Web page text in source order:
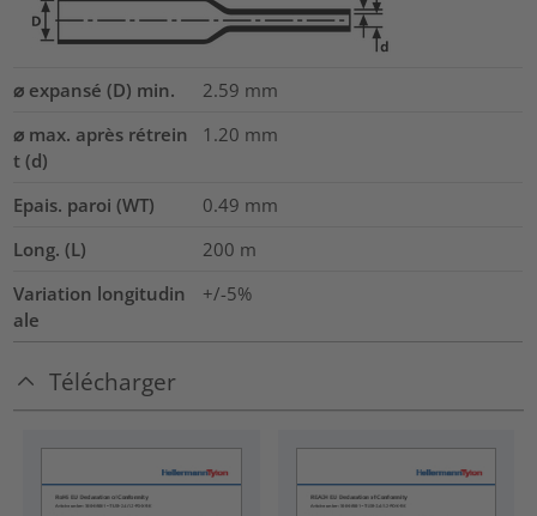
⌀ expansé (D) min. 2.59 mm
⌀ max. après rétrein
t (d)
1.20 mm
Epais. paroi (WT) 0.49 mm
Long. (L)
200 m
Variation longitudin
ale
+/-5%
Télécharger